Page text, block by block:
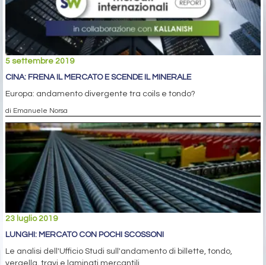
5 settembre 2019
CINA: FRENA IL MERCATO E SCENDE IL MINERALE
Europa: andamento divergente tra coils e tondo?
di Emanuele Norsa
23 luglio 2019
LUNGHI: MERCATO CON POCHI SCOSSONI
Le analisi dell'Ufficio Studi sull'andamento di billette, tondo,
vergella, travi e laminati mercantili